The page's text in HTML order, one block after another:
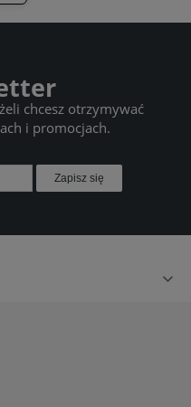
chcesz otrzymywać
i promocjach.
Zapisz się